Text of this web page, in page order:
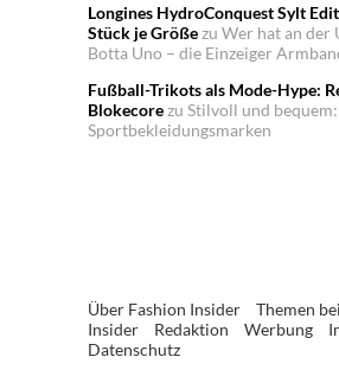
Longines HydroConquest Sylt
Stück je Größezu Wer hat an der
Botta Uno – die Einzeiger
Fußball-Trikots als Mode-Hype:
Blokecorezu Stilvoll und
Sportbekleidungsmarken
Über Fashion Insider
Themen
Insider
Redaktion Werbung
Datenschutz